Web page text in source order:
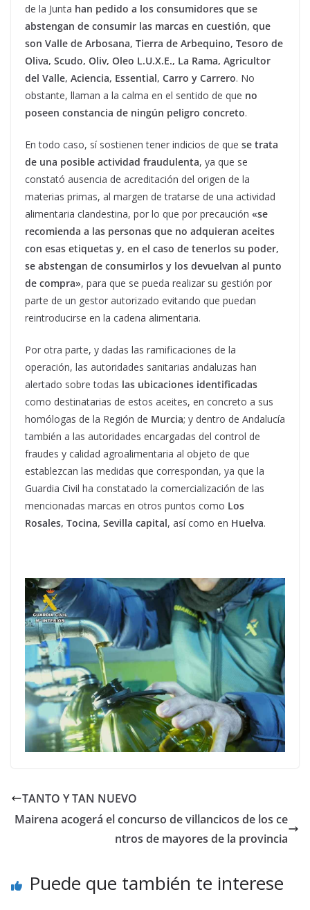
de la Junta han pedido a los consumidores que se
abstengan de consumir las marcas en cuestión, que
son Valle de Arbosana, Tierra de Arbequino, Tesoro de
Oliva, Scudo, Oliv, Oleo L.U.X.E., La Rama, Agricultor
del Valle, Aciencia, Essential, Carro y Carrero. No
obstante, llaman a la calma en el sentido de que no
poseen constancia de ningún peligro concreto.
En todo caso, sí sostienen tener indicios de que se trata
de una posible actividad fraudulenta, ya que se
constató ausencia de acreditación del origen de la
materias primas, al margen de tratarse de una actividad
alimentaria clandestina, por lo que por precaución «se
recomienda a las personas que no adquieran aceites
con esas etiquetas y, en el caso de tenerlos su poder,
se abstengan de consumirlos y los devuelvan al punto
de compra», para que se pueda realizar su gestión por
parte de un gestor autorizado evitando que puedan
reintroducirse en la cadena alimentaria.
Por otra parte, y dadas las ramificaciones de la
operación, las autoridades sanitarias andaluzas han
alertado sobre todas las ubicaciones identificadas
como destinatarias de estos aceites, en concreto a sus
homólogas de la Región de Murcia; y dentro de Andalucía
también a las autoridades encargadas del control de
fraudes y calidad agroalimentaria al objeto de que
establezcan las medidas que correspondan, ya que la
Guardia Civil ha constatado la comercialización de las
mencionadas marcas en otros puntos como Los
Rosales, Tocina, Sevilla capital, así como en Huelva.
TANTO Y TAN NUEVO
Mairena acogerá el concurso de villancicos de los ce
ntros de mayores de la provincia
Puede que también te interese